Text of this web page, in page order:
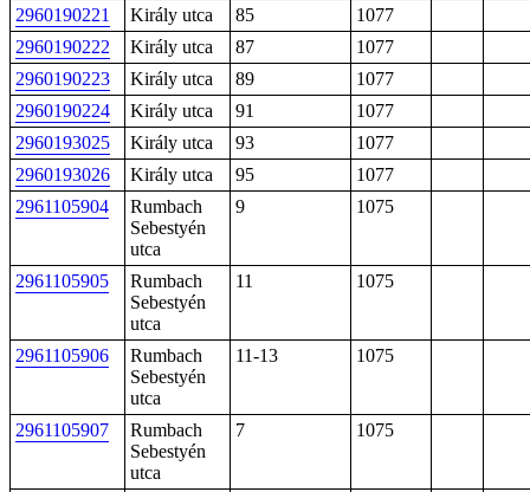
2960190221
Király utca 85
1077
2960190222
Király utca 87
1077
2960190223
Király utca 89
1077
2960190224
Király utca 91
1077
2960193025
Király utca 93
1077
2960193026
Király utca 95
1077
2961105904
Rumbach
Sebestyén
utca
9 1075
2961105905
Rumbach
Sebestyén
utca
11 1075
2961105906
Rumbach
Sebestyén
utca
11-13 1075
2961105907
Rumbach
Sebestyén
utca
7 1075